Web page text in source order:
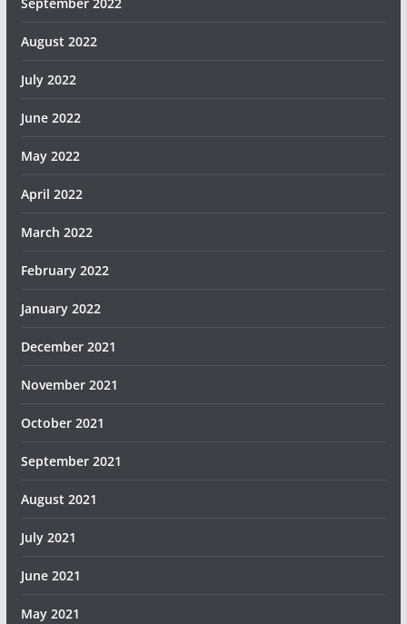
September 2022
August 2022
July 2022
June 2022
May 2022
April 2022
March 2022
February 2022
January 2022
December 2021
November 2021
October 2021
September 2021
August 2021
July 2021
June 2021
May 2021